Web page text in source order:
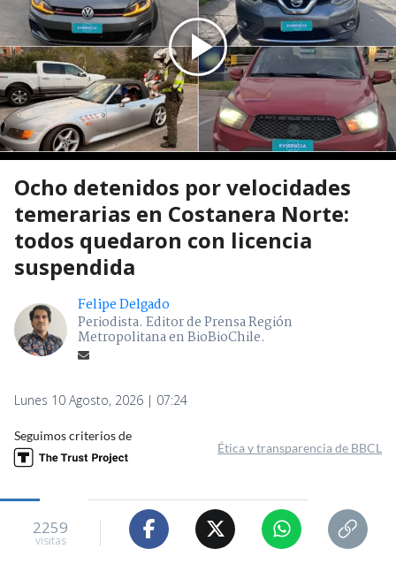
Ocho detenidos por velocidades
temerarias en Costanera Norte:
todos quedaron con licencia
suspendida
Felipe Delgado
Periodista. Editor de Prensa Región
Metropolitana en BioBioChile.
Lunes 10 Agosto, 2026 | 07:24
Seguimos criterios de
Ética y transparencia de BBCL
2259
visitas